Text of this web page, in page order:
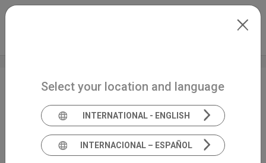
Skip to main content
Vestibologia
Select your location and language
INTERNATIONAL - ENGLISH
INTERNACIONAL – ESPAÑOL